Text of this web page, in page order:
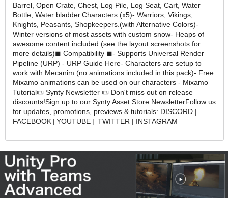
Barrel, Open Crate, Chest, Log Pile, Log Seat, Cart, Water
Bottle, Water bladder.Characters (x5)- Warriors, Vikings,
Knights, Peasants, Shopkeepers.(with Alternative Colors)-
Winter versions of most assets with custom snow- Heaps of
awesome content included (see the layout screenshots for
more details)◼ Compatibility ◼- Supports Universal Render
Pipeline (URP) - URP Guide Here- Characters are setup to
work with Mecanim (no animations included in this pack)- Free
Mixamo animations can be used on our characters - Mixamo
Tutorial📜 Synty Newsletter 📜 Don't miss out on release
discounts! Sign up to our Synty Asset Store Newsletter Follow us
for updates, promotions, previews & tutorials: DISCORD |
FACEBOOK | YOUTUBE | TWITTER | INSTAGRAM